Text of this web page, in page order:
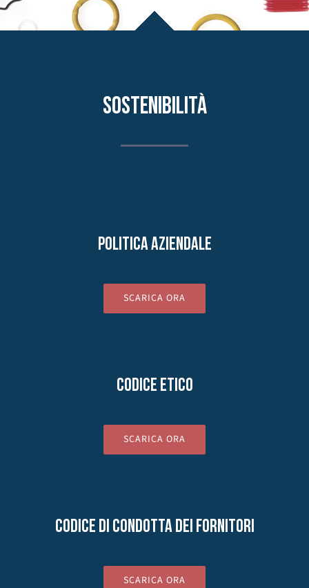
SOSTENIBILITÀ
POLITICA AZIENDALE
SCARICA ORA
Codice etico
SCARICA ORA
CODICE DI CONDOTTA DEI FORNITORI
SCARICA ORA